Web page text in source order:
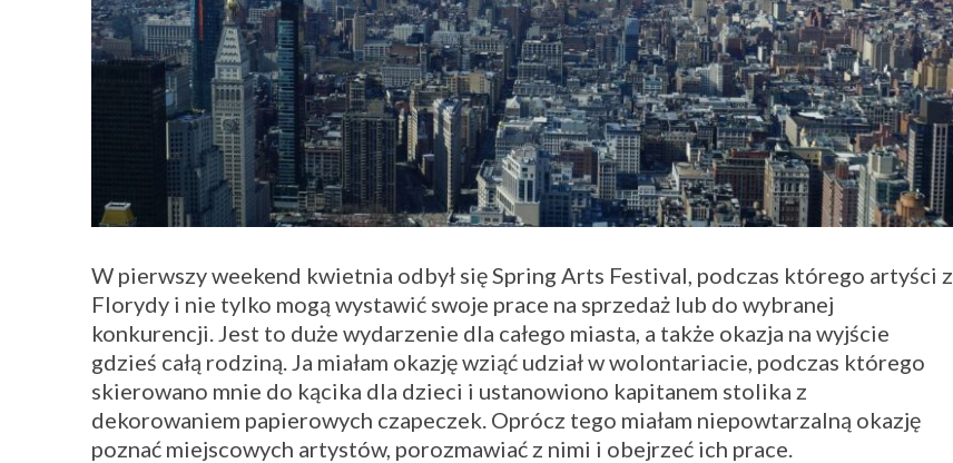
W pierwszy weekend kwietnia odbył się Spring Arts Festival, podczas którego artyści z
Florydy i nie tylko mogą wystawić swoje prace na sprzedaż lub do wybranej
konkurencji. Jest to duże wydarzenie dla całego miasta, a także okazja na wyjście
gdzieś całą rodziną. Ja miałam okazję wziąć udział w wolontariacie, podczas którego
skierowano mnie do kącika dla dzieci i ustanowiono kapitanem stolika z
dekorowaniem papierowych czapeczek. Oprócz tego miałam niepowtarzalną okazję
poznać miejscowych artystów, porozmawiać z nimi i obejrzeć ich prace.